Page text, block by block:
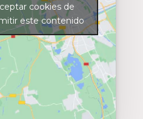
cookies de
este contenido